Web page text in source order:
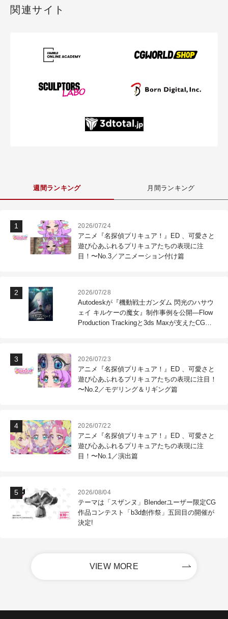
関連サイト
週間ランキング 月間ランキング
2026/07/24
アニメ『名探偵プリキュア！』ED 、可愛さと
遊び心あふれるプリキュアたちの表現に注
目！〜No.3／アニメーション付け篇
2026/07/28
Autodeskが『機動戦士ガンダム 閃光のハサウ
ェイ キルケーの魔女』制作事例を公開―Flow
Production Trackingと3ds Maxが支えたCG制
2026/07/23
アニメ『名探偵プリキュア！』ED 、可愛さと
遊び心あふれるプリキュアたちの表現に注目！
〜No.2／モデリング＆リギング篇
2026/07/22
アニメ『名探偵プリキュア！』ED 、可愛さと
遊び心あふれるプリキュアたちの表現に注
目！〜No.1／演出篇
2026/08/04
テーマは「スザンヌ」Blenderユーザー限定CG
作品コンテスト「b3d創作祭」五回目の開催が
決定!
VIEW MORE